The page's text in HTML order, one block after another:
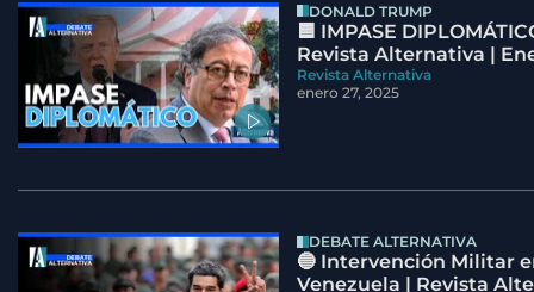
DONALD TRUMP
🟦 IMPASE
Revista Alternativa |
Revista Alternativa
enero 27, 2025
DEBATE ALTERNATIVA
🔵 Intervención Militar
Venezuela | Revista